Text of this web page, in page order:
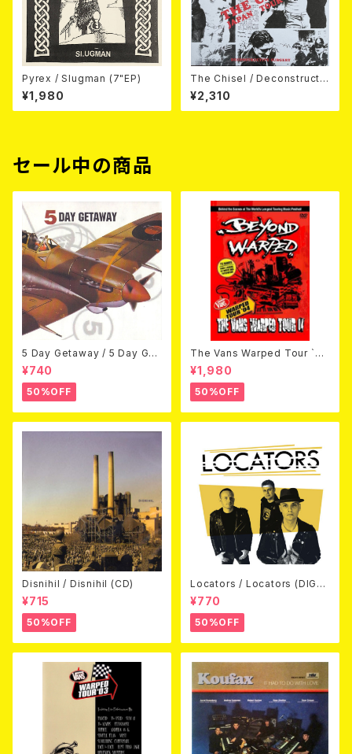
Pyrex / Slugman (7"EP)
¥1,980
The Chisel / Deconstructiv
e Surgery (7"EP)
¥2,310
セール中の商品
5 Day Getaway / 5 Day Get
away (CDEP)
¥740
50%OFF
The Vans Warped Tour `04
Beyond Warped (国内盤DV
D)
¥1,980
50%OFF
Disnihil / Disnihil (CD)
¥715
50%OFF
Locators / Locators (DIGPA
CK CD)
¥770
50%OFF